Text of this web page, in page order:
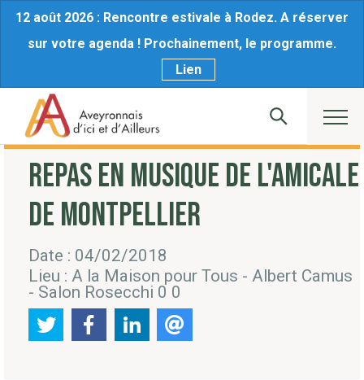
12 août 2026 : Rencontre estivale à Rodez. A réserver
sur votre agenda ! Prochainement, le programme.
Lien
REPAS EN MUSIQUE DE L'AMICALE
DE MONTPELLIER
Date : 04/02/2018
Lieu : A la Maison pour Tous - Albert Camus
- Salon Rosecchi 0 0